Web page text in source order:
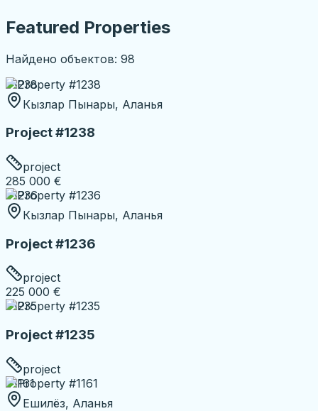
Featured Properties
Найдено объектов: 98
#1238
Кызлар Пынары, Аланья
Project #1238
project
285 000 €
#1236
Кызлар Пынары, Аланья
Project #1236
project
225 000 €
#1235
Project #1235
project
#1161
Ешилёз, Аланья